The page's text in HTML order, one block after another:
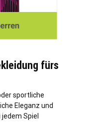
fürs
sportliche
Eleganz und
Spiel